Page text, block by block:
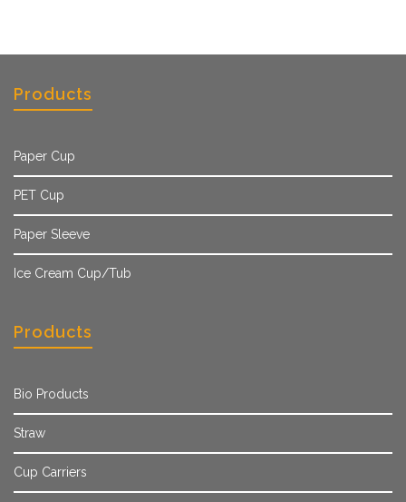
Products
Paper Cup
PET Cup
Paper Sleeve
Ice Cream Cup/Tub
Products
Bio Products
Straw
Cup Carriers